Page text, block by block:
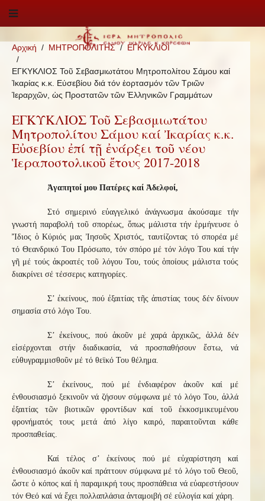
Αρχική ΜΗΤΡΟΠΟΛΙΤΗΣ ΕΓΚΥΚΛΙΟΙ
ΕΓΚΥΚΛΙΟΣ Τοῦ Σεβασμιωτάτου Μητροπολίτου Σάμου καί
Ἰκαρίας κ.κ. Εὐσεβίου διά τόν ἑορτασμόν τῶν Τριῶν
Ἱεραρχῶν, ὡς Προστατῶν τῶν Ἑλληνικῶν Γραμμάτων
ΕΓΚΥΚΛΙΟΣ Τοῦ Σεβασμιωτάτου
Μητροπολίτου Σάμου καί Ἰκαρίας κ.κ.
Εὐσεβίου ἐπί τῇ ἐνάρξει τοῦ νέου
Ἱεραποστολικοῦ ἔτους 2017-2018
Ἀγαπητοί μου Πατέρες καί Ἀδελφοί,
Στό σημερινό εὐαγγελικό ἀνάγνωσμα ἀκούσαμε τήν
γνωστή παραβολή τοῦ σπορέως, ὅπως μάλιστα τήν ἑρμήνευσε ὁ
Ἴδιος ὁ Κύριός μας Ἰησοῦς Χριστός, ταυτίζοντας τό σπορέα μέ
τό Θεανδρικό Του Πρόσωπο, τόν σπόρο μέ τόν λόγο Του καί τήν
γῆ μέ τούς ἀκροατές τοῦ λόγου Του, τούς ὁποίους μάλιστα τούς
διακρίνει σέ τέσσερις κατηγορίες.
Σ’ ἐκείνους, πού ἐξαιτίας τῆς ἀπιστίας τους δέν δίνουν
σημασία στό λόγο Του.
Σ’ ἐκείνους, πού ἀκοῦν μέ χαρά ἀρχικῶς, ἀλλά δέν
εἰσέρχονται στήν διαδικασία, νά προσπαθήσουν ἔστω, νά
εὐθυγραμμισθοῦν μέ τό θεϊκό Του θέλημα.
Σ’ ἐκείνους, πού μέ ἐνδιαφέρον ἀκοῦν καί μέ
ἐνθουσιασμό ξεκινοῦν νά ζήσουν σύμφωνα μέ τό λόγο Του, ἀλλά
ἐξαιτίας τῶν βιοτικῶν φροντίδων καί τοῦ ἐκκοσμικευμένου
φρονήματός τους μετά ἀπό λίγο καιρό, παραιτοῦνται κάθε
προσπαθείας.
Καί τέλος σ’ ἐκείνους πού μέ εὐχαρίστηση καί
ἐνθουσιασμό ἀκοῦν καί πράττουν σύμφωνα μέ τό λόγο τοῦ Θεοῦ,
ὥστε ὁ κόπος καί ἡ παραμικρή τους προσπάθεια νά εὐαρεστήσουν
τόν Θεό καί νά ἔχει πολλαπλάσια ἀνταμοιβή σέ εὐλογία καί χάρη.